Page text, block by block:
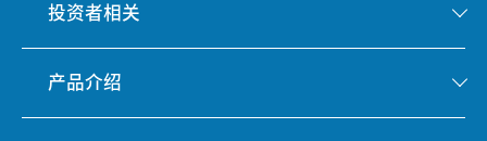
投资者相关
产品介绍